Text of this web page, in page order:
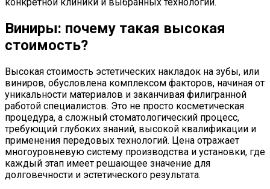
Виниры: почему такая высокая
стоимость?
Высокая стоимость эстетических накладок на зубы, или
виниров, обусловлена комплексом факторов, начиная от
уникальности материалов и заканчивая филигранной
работой специалистов. Это не просто косметическая
процедура, а сложный стоматологический процесс,
требующий глубоких знаний, высокой квалификации и
применения передовых технологий. Цена отражает
многоуровневую систему производства и установки, где
каждый этап имеет решающее значение для
долговечности и эстетического результата.